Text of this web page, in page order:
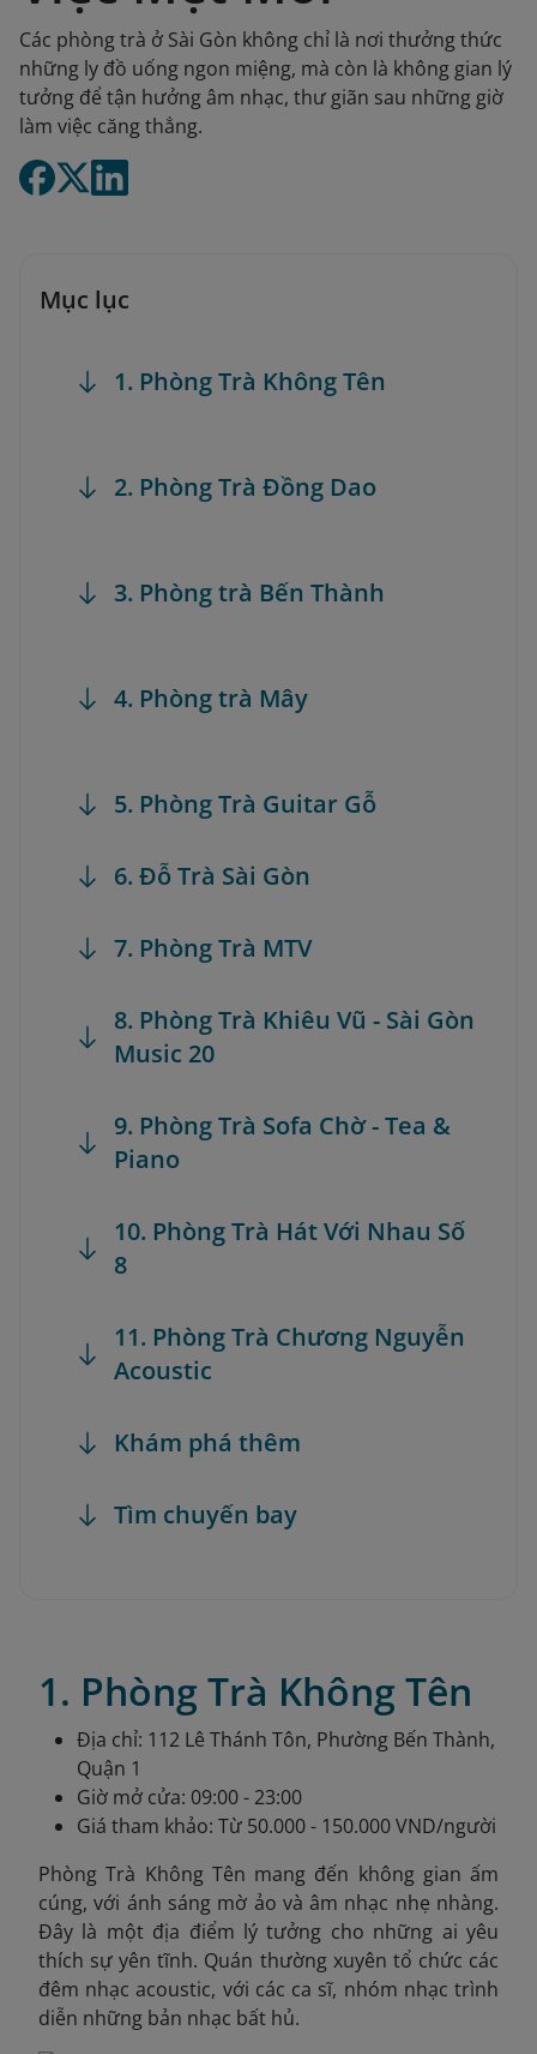
Các phòng trà ở Sài Gòn không chỉ là nơi thưởng thức
những ly đồ uống ngon miệng, mà còn là không gian lý
tưởng để tận hưởng âm nhạc, thư giãn sau những giờ
làm việc căng thẳng.
Mục lục
1. Phòng Trà Không Tên
2. Phòng Trà Đồng Dao
3. Phòng trà Bến Thành
4. Phòng trà Mây
5. Phòng Trà Guitar Gỗ
6. Đỗ Trà Sài Gòn
7. Phòng Trà MTV
8. Phòng Trà Khiêu Vũ - Sài Gòn
Music 20
9. Phòng Trà Sofa Chờ - Tea &
Piano
10. Phòng Trà Hát Với Nhau Số
8
11. Phòng Trà Chương Nguyễn
Acoustic
Khám phá thêm
Tìm chuyến bay
1. Phòng Trà Không Tên
Địa chỉ: 112 Lê Thánh Tôn, Phường Bến Thành,
Quận 1
Giờ mở cửa: 09:00 - 23:00
Giá tham khảo: Từ 50.000 - 150.000 VND/người
Phòng Trà Không Tên mang đến không gian ấm
cúng, với ánh sáng mờ ảo và âm nhạc nhẹ nhàng.
Đây là một địa điểm lý tưởng cho những ai yêu
thích sự yên tĩnh. Quán thường xuyên tổ chức các
đêm nhạc acoustic, với các ca sĩ, nhóm nhạc trình
diễn những bản nhạc bất hủ.